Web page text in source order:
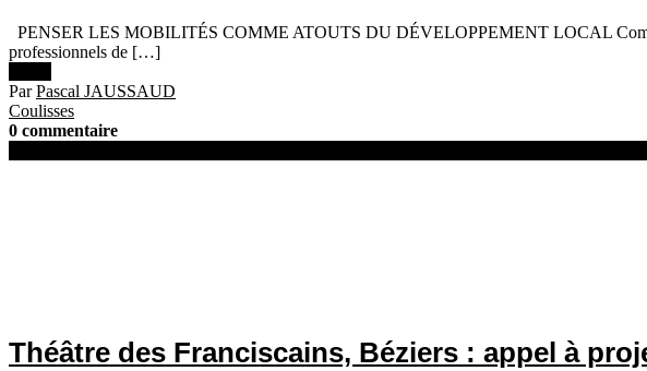
PENSER LES MOBILITÉS COMME ATOUTS DU DÉVELOPPEMENT LOCAL
professionnels de […]
ParPascal JAUSSAUD
Coulisses
0 commentaire
Théâtre des Franciscains, Béziers : appel à